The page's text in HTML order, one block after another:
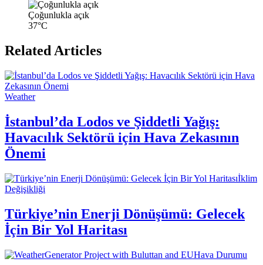
Çoğunlukla açık
37°C
Related Articles
Weather
İstanbul’da Lodos ve Şiddetli Yağış:
Havacılık Sektörü için Hava Zekasının
Önemi
İklim
Değişikliği
Türkiye’nin Enerji Dönüşümü: Gelecek
İçin Bir Yol Haritası
Hava Durumu